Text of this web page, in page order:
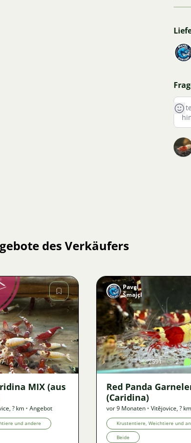
des Verkäufers
Bild
MIX (aus
,? km • Angebot
und andere
Bild
Pavel
Šmajcl
2591 2
Red Panda
(Caridina)
vor 9 Monaten • Vitějovice,? km
Krustentiere, Weichtiere und
Beide